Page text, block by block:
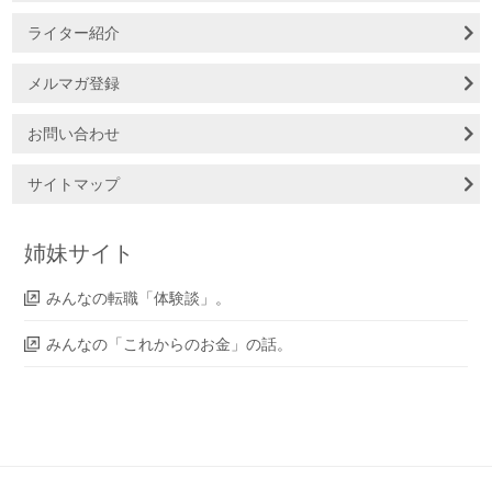
ライター紹介
メルマガ登録
お問い合わせ
サイトマップ
姉妹サイト
みんなの転職「体験談」。
みんなの「これからのお金」の話。